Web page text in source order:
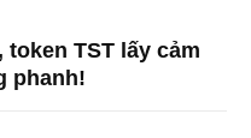
token TST lấy cảm
phanh!